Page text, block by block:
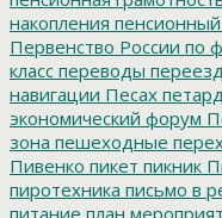
накопления пенсионный
Первенство России по
класс переводы переезд
навигации Песах
экономический форум
зона пешеходные
Пивенко пикет пикник
пиротехника письмо в
питание план